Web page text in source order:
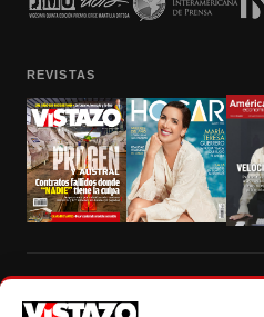
REVISTAS
autorización escrita de su titular, de todos